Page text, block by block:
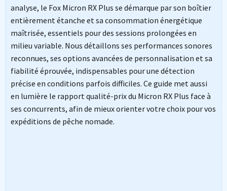
analyse, le Fox Micron RX Plus se démarque par son boîtier
entièrement étanche et sa consommation énergétique
maîtrisée, essentiels pour des sessions prolongées en
milieu variable. Nous détaillons ses performances sonores
reconnues, ses options avancées de personnalisation et sa
fiabilité éprouvée, indispensables pour une détection
précise en conditions parfois difficiles. Ce guide met aussi
en lumière le rapport qualité-prix du Micron RX Plus face à
ses concurrents, afin de mieux orienter votre choix pour vos
expéditions de pêche nomade.